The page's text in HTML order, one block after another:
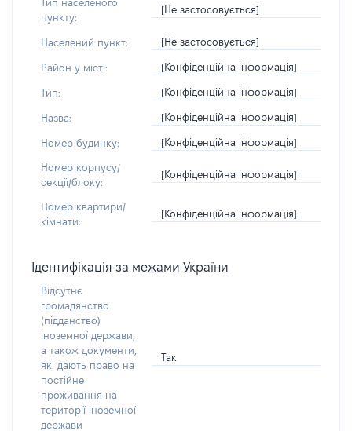
Тип населеного
пункту:
[Не застосовується]
Населений пункт: [Не застосовується]
Район у місті: [Конфіденційна інформація]
Тип: [Конфіденційна інформація]
Назва: [Конфіденційна інформація]
Номер будинку: [Конфіденційна інформація]
Номер корпусу/
секції/блоку:
[Конфіденційна інформація]
Номер квартири/
кімнати:
[Конфіденційна інформація]
Ідентифікація за межами України
Відсутнє
громадянство
(підданство)
іноземної держави,
а також документи,
які дають право на
постійне
проживання на
території іноземної
держави
Так